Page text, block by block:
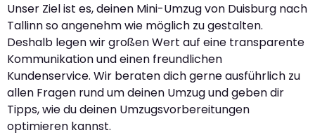
Unser Ziel ist es, deinen Mini-Umzug von Duisburg nach
Tallinn so angenehm wie möglich zu gestalten.
Deshalb legen wir großen Wert auf eine transparente
Kommunikation und einen freundlichen
Kundenservice. Wir beraten dich gerne ausführlich zu
allen Fragen rund um deinen Umzug und geben dir
Tipps, wie du deinen Umzugsvorbereitungen
optimieren kannst.